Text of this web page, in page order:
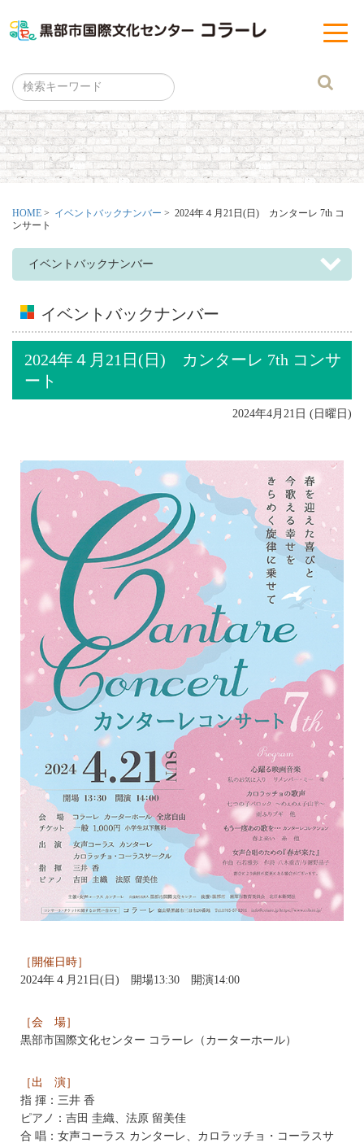
黒部
t
o
v
i
g
a
t
i
o
HOME > イベントバックナンバー > 2024年４月21日(日) カンターレ 7th コ
ンサート
イベントバックナンバー
イベントバックナンバー
2024年４月21日(日) カンターレ 7th コンサ
ート
2024年4月21日 (日曜日)
［開催日時］
2024年４月21日(日) 開場13:30 開演14:00
［会 場］
黒部市国際文化センター コラーレ（カーターホール）
［出 演］
指 揮：三井 香
ピアノ：吉田 圭織、法原 留美佳
合 唱：女声コーラス カンターレ、カロラッチョ・コーラスサ